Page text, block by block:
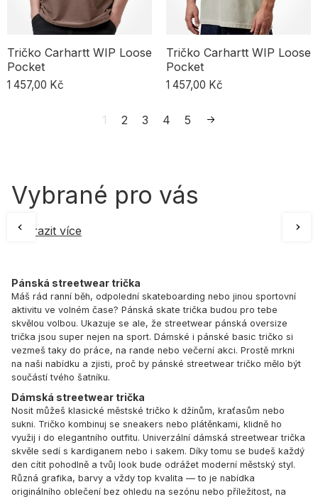
Tričko Carhartt WIP Loose
Pocket
1 457,00 Kč
Tričko Carhartt WIP Loose
Pocket
1 457,00 Kč
1 2 3 4 5
Vybrané pro vás
Zobrazit více
Pánská streetwear trička
Máš rád ranní běh, odpolední skateboarding nebo jinou sportovní
aktivitu ve volném čase? Pánská skate trička budou pro tebe
skvělou volbou. Ukazuje se ale, že streetwear pánská oversize
trička jsou super nejen na sport. Dámské i pánské basic tričko si
vezmeš taky do práce, na rande nebo večerní akci. Prostě mrkni
na naši nabídku a zjisti, proč by pánské streetwear tričko mělo být
součástí tvého šatníku.
Dámská streetwear trička
Nosit můžeš klasické městské tričko k džínům, kraťasům nebo
sukni. Tričko kombinuj se sneakers nebo plátěnkami, klidně ho
využij i do elegantního outfitu. Univerzální dámská streetwear trička
skvěle sedí s kardiganem nebo i sakem. Díky tomu se budeš každý
den cítit pohodlně a tvůj look bude odrážet moderní městský styl.
Různá grafika, barvy a vždy top kvalita — to je nabídka
originálního oblečení bez ohledu na sezónu nebo příležitost, na